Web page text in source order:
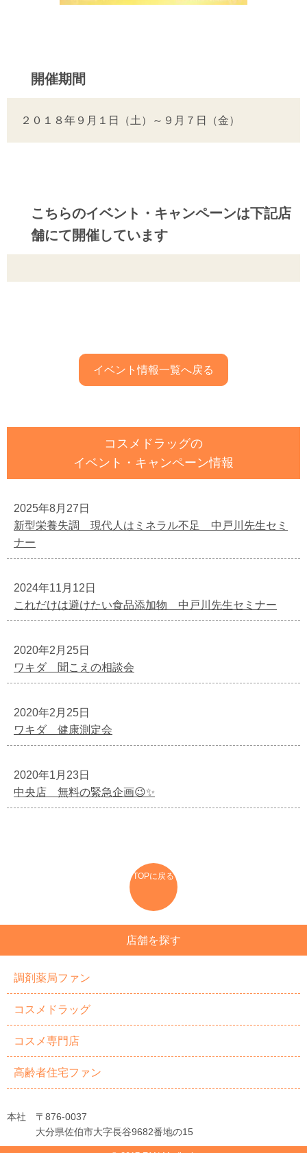
開催期間
２０１８年９月１日（土）～９月７日（金）
こちらのイベント・キャンペーンは下記店
舗にて開催しています
イベント情報一覧へ戻る
コスメドラッグの
イベント・キャンペーン情報
2025年8月27日
新型栄養失調 現代人はミネラル不足 中戸川先生セミ
ナー
2024年11月12日
これだけは避けたい食品添加物 中戸川先生セミナー
2020年2月25日
ワキダ 聞こえの相談会
2020年2月25日
ワキダ 健康測定会
2020年1月23日
中央店 無料の緊急企画😉✨
TOPに戻る
店舗を探す
調剤薬局ファン
コスメドラッグ
コスメ専門店
高齢者住宅ファン
本社 〒876-0037
大分県佐伯市大字長谷9682番地の15